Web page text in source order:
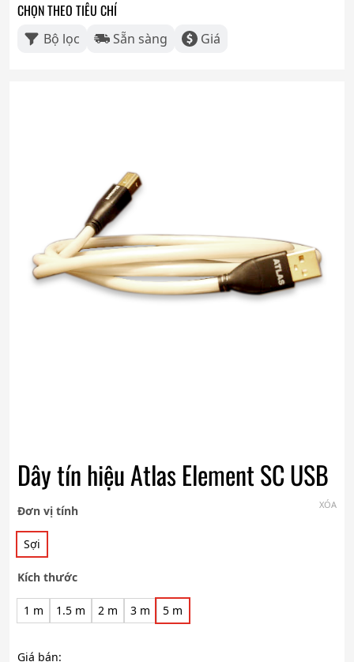
CHỌN THEO TIÊU CHÍ
Bộ lọc Sẵn sàng Giá
Dây tín hiệu Atlas Element SC USB
Đơn vị tính
Sợi
Kích thước
1 m 1.5 m 2 m 3 m 5 m
XÓA
Giá bán: